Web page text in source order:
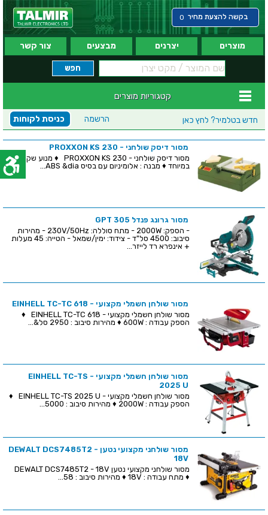
בקשה להצעת מחיר 0
מוצרים יצרנים מבצעים צור קשר
קטגוריות מוצרים
חדש בטלמיר? לחץ כאן כניסת לקוחות הרשמה
מסור דיסק שולחני - PROXXON KS 230
מסור דיסק שולחני - PROXXON KS 230 ♦ מנוע שקט
במיוחד ♦ מבנה : אלומיניום עם בסיס ABS &dia...
מסור גרונג פנדל 305 GPT
- הספק: 2000W - מתח סוללה: 230V/50Hz - מהירות
סיבוב: 4500 סל"ד - צידוד: ימין/שמאל - הטייה: 45 מעלות
+ אינפרא רד לייזר...
מסור שולחן חשמלי מקצועי - EINHELL TC-TC 618
מסור שולחן חשמלי מקצועי - EINHELL TC-TC 618 ♦
הספק עבודה : 600W ♦ מהירות סיבוב : 2950 סל&...
מסור שולחן חשמלי מקצועי - EINHELL TC-TS
2025 U
מסור שולחן חשמלי מקצועי - EINHELL TC-TS 2025 U ♦
הספק עבודה : 2000W ♦ מהירות סיבוב : 5000...
מסור שולחני מקצועי נטען DEWALT DCS7485T2 -
18V
♦ מתח עבודה : 18V ♦ מהירות סיבוב : 58...